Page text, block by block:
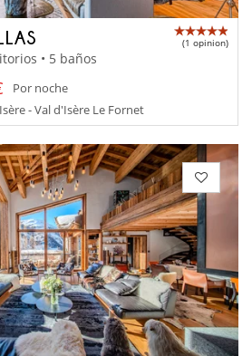
(1 opinion)
• 5 baños
Por noche
- Val d'Isère Le Fornet